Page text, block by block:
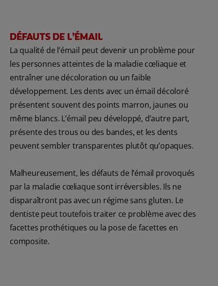
DÉFAUTS DE L’ÉMAIL
La qualité de l’émail peut devenir un problème pour
les personnes atteintes de la maladie cœliaque et
entraîner une décoloration ou un faible
développement. Les dents avec un émail décoloré
présentent souvent des points marron, jaunes ou
même blancs. L’émail peu développé, d’autre part,
présente des trous ou des bandes, et les dents
peuvent sembler transparentes plutôt qu’opaques.
Malheureusement, les défauts de l’émail provoqués
par la maladie cœliaque sont irréversibles. Ils ne
disparaîtront pas avec un régime sans gluten. Le
dentiste peut toutefois traiter ce problème avec des
facettes prothétiques ou la pose de facettes en
composite.